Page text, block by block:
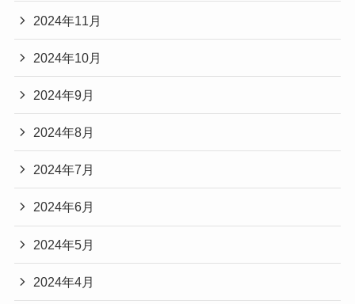
2024年11月
2024年10月
2024年9月
2024年8月
2024年7月
2024年6月
2024年5月
2024年4月